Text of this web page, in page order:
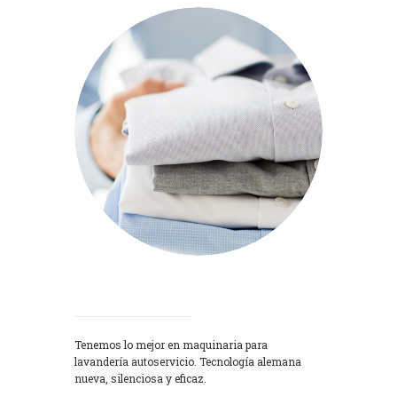
Tenemos lo mejor en maquinaria para
lavandería autoservicio. Tecnología alemana
nueva, silenciosa y eficaz.